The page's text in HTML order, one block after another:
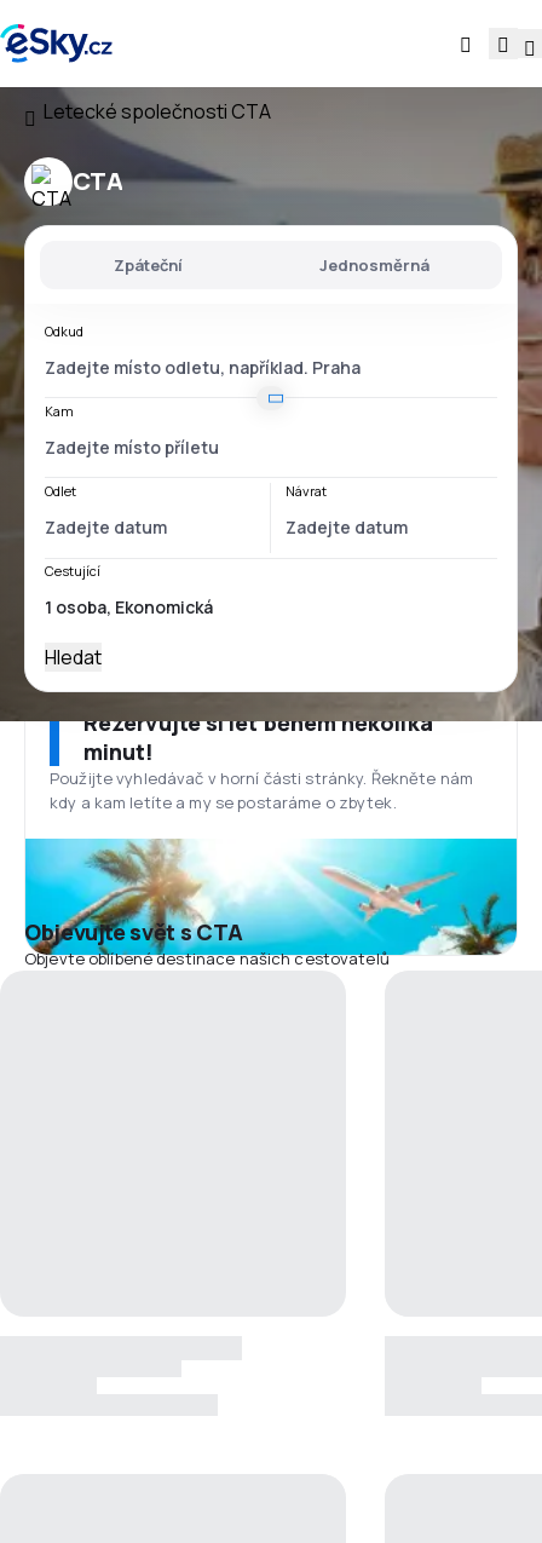
Letecké společnostiCTA
CTA
Zpáteční Jednosměrná
Odkud
Kam
Odlet Návrat
Cestující
Hledat
Rezervujte si let během několika
minut!
Použijte vyhledávač v horní části stránky. Řekněte nám
kdy a kam letíte a my se postaráme o zbytek.
Objevujte svět s CTA
Objevte oblíbené destinace našich cestovatelů